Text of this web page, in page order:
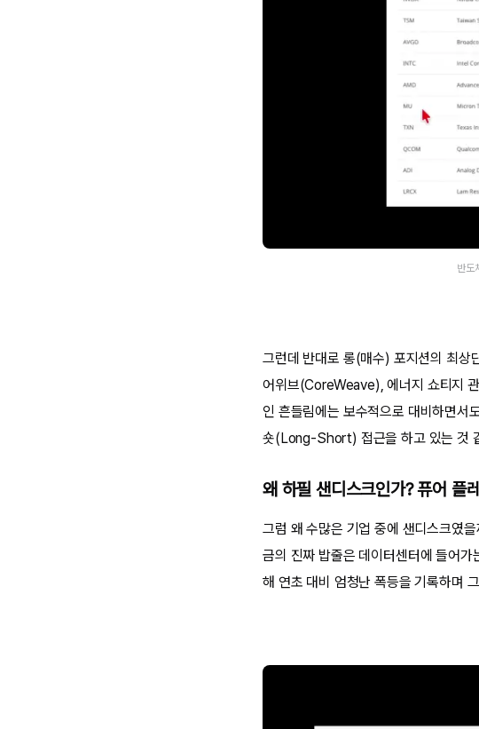
반도
그런데 반대로 롱(매수) 포지션의 최상
어위브(CoreWeave), 에너지 쇼티지
인 흔들림에는 보수적으로 대비하면서
숏(Long-Short) 접근을 하고 있는 것
왜 하필 샌디스크인가? 퓨어 플
그럼 왜 수많은 기업 중에 샌디스크였
금의 진짜 밥줄은 데이터센터에 들어
해 연초 대비 엄청난 폭등을 기록하며